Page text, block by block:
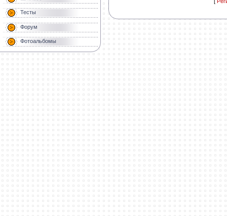
Тесты
Форум
Фотоальбомы